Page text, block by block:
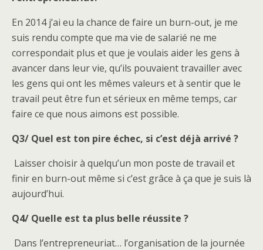
En 2014 j’ai eu la chance de faire un burn-out, je me
suis rendu compte que ma vie de salarié ne me
correspondait plus et que je voulais aider les gens à
avancer dans leur vie, qu’ils pouvaient travailler avec
les gens qui ont les mêmes valeurs et à sentir que le
travail peut être fun et sérieux en même temps, car
faire ce que nous aimons est possible.
Q3/ Quel est ton pire échec, si c’est déjà arrivé ?
Laisser choisir à quelqu’un mon poste de travail et
finir en burn-out même si c’est grâce à ça que je suis là
aujourd’hui.
Q4/ Quelle est ta plus belle réussite ?
Dans l’entrepreneuriat… l’organisation de la journée